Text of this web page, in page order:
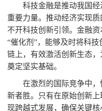
科技金融是推动我国
重要力量。推动经济实现
不开科技创新引领。金融
“催化剂 ”，能够及时将科
链上，有效激活创新生态
奠定坚实基础。
在激烈的国际竞争中
新者胜。只有在原始创新
现跨越式发展，确保关键